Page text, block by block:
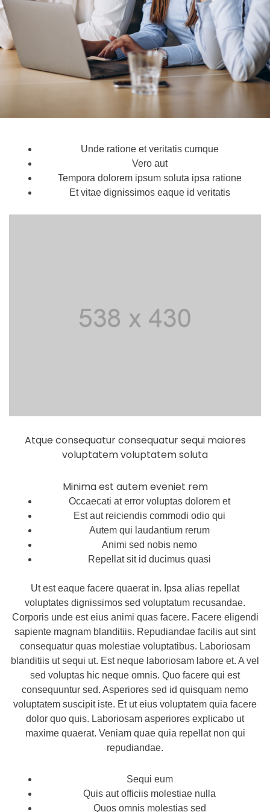
Unde ratione et veritatis cumque
Vero aut
Tempora dolorem ipsum soluta ipsa ratione
Et vitae dignissimos eaque id veritatis
Atque consequatur consequatur sequi maiores
voluptatem voluptatem soluta
Minima est autem eveniet rem
Occaecati at error voluptas dolorem et
Est aut reiciendis commodi odio qui
Autem qui laudantium rerum
Animi sed nobis nemo
Repellat sit id ducimus quasi
Ut est eaque facere quaerat in. Ipsa alias repellat
voluptates dignissimos sed voluptatum recusandae.
Corporis unde est eius animi quas facere. Facere eligendi
sapiente magnam blanditiis. Repudiandae facilis aut sint
consequatur quas molestiae voluptatibus. Laboriosam
blanditiis ut sequi ut. Est neque laboriosam labore et. A vel
sed voluptas hic neque omnis. Quo facere qui est
consequuntur sed. Asperiores sed id quisquam nemo
voluptatem suscipit iste. Et ut eius voluptatem quia facere
dolor quo quis. Laboriosam asperiores explicabo ut
maxime quaerat. Veniam quae quia repellat non qui
repudiandae.
Sequi eum
Quis aut officiis molestiae nulla
Quos omnis molestias sed